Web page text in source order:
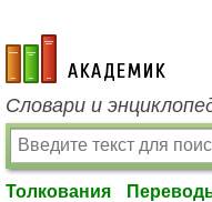
academic.ru
Словари и
Толкования